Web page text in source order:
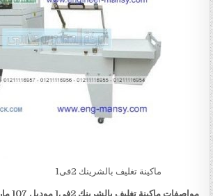
ماكينة تغليف بالشرينك 2فى1
مواصفات ماكينة تغليف بالشرينك 2فى1 موديل 107 ماركة مهندس منسي